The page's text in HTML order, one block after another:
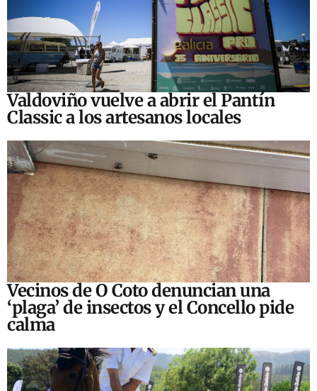
Valdoviño vuelve a abrir el Pantín
Classic a los artesanos locales
Vecinos de O Coto denuncian una
‘plaga’ de insectos y el Concello pide
calma